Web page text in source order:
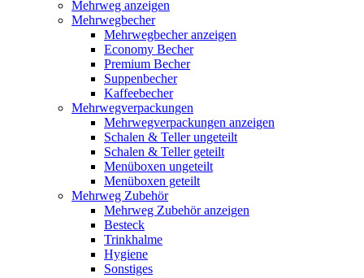
Mehrweg anzeigen
Mehrwegbecher
Mehrwegbecher anzeigen
Economy Becher
Premium Becher
Suppenbecher
Kaffeebecher
Mehrwegverpackungen
Mehrwegverpackungen anzeigen
Schalen & Teller ungeteilt
Schalen & Teller geteilt
Menüboxen ungeteilt
Menüboxen geteilt
Mehrweg Zubehör
Mehrweg Zubehör anzeigen
Besteck
Trinkhalme
Hygiene
Sonstiges